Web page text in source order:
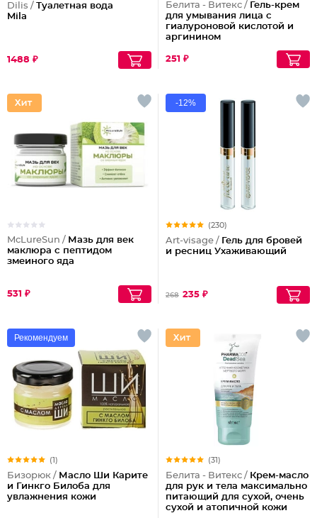
Dilis / Туалетная вода
Mila
1488 ₽
Белита - Витекс / Гель-крем
для умывания лица с
гиалуроновой кислотой и
аргинином
251 ₽
McLureSun / Мазь для век
маклюра с пептидом
змеиного яда
531 ₽
-12%
(230)
Art-visage / Гель для бровей
и ресниц Ухаживающий
268 235 ₽
Рекомендуем
(1)
Бизорюк / Масло Ши Карите
и Гинкго Билоба для
увлажнения кожи
(31)
Белита - Витекс / Крем-масло
для рук и тела максимально
питающий для сухой, очень
сухой и атопичной кожи